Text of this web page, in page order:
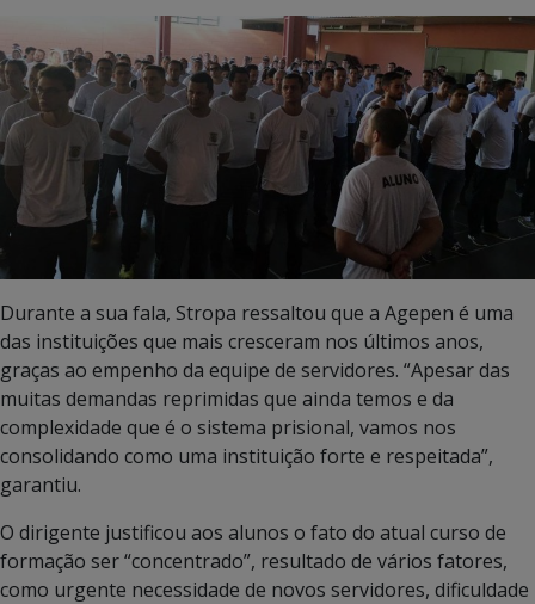
Durante a sua fala, Stropa ressaltou que a Agepen é uma
das instituições que mais cresceram nos últimos anos,
graças ao empenho da equipe de servidores. “Apesar das
muitas demandas reprimidas que ainda temos e da
complexidade que é o sistema prisional, vamos nos
consolidando como uma instituição forte e respeitada”,
garantiu.
O dirigente justificou aos alunos o fato do atual curso de
formação ser “concentrado”, resultado de vários fatores,
como urgente necessidade de novos servidores, dificuldade